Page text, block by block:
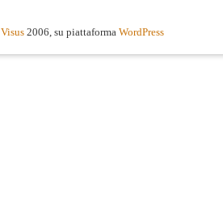
Visus 2006, su piattaforma WordPress